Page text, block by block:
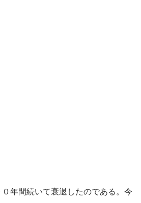
年間続いて衰退したのである。今